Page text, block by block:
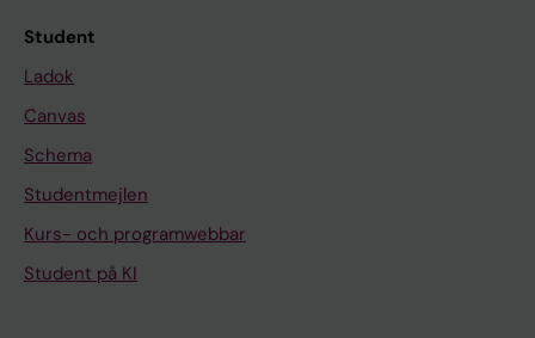
Student
Ladok
Canvas
Schema
Studentmejlen
Kurs- och programwebbar
Student på KI